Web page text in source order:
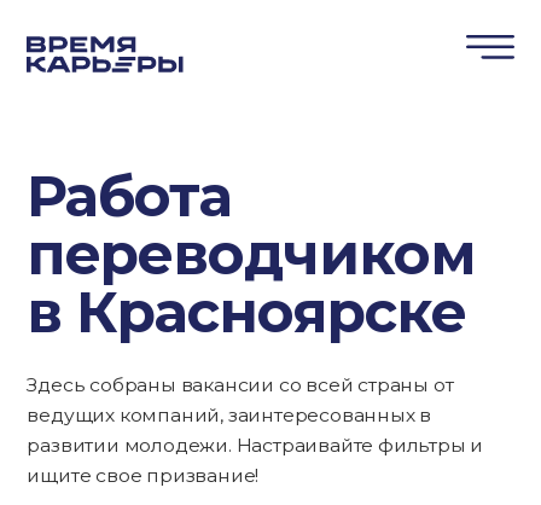
Работа
переводчиком
в Красноярске
Здесь собраны вакансии со всей страны от
ведущих компаний, заинтересованных в
развитии молодежи. Настраивайте фильтры и
ищите свое призвание!